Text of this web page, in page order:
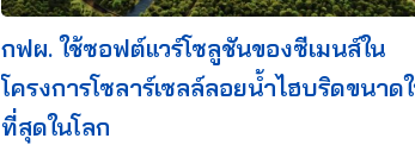
กฟผ. ใช้ซอฟต์แวร์โซลูชันของซีเมนส์ใน
โครงการโซลาร์เซลล์ลอยน้ำไฮบริดขนาด
ที่สุดในโลก